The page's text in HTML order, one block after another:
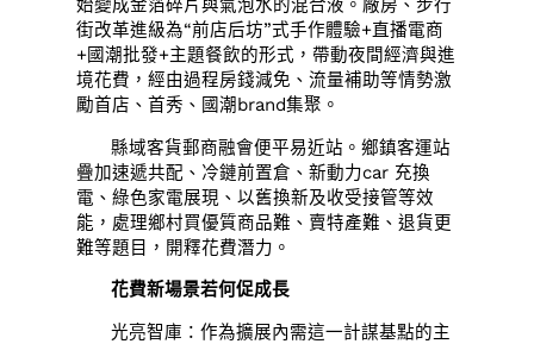
始變成金箔碎片與氣泡水的混合液。廠房、步行
街改革進級為“前店后坊”式手作體驗+直播電商
+國潮批發+主題餐飲的形式，帶動夜間經濟與進
境花費，經由過程房錢減免、流量補助等情勢激
勵首店、首秀、國潮brand集聚。
縣域客貨郵商融會便平易近站。鄉鎮客運站
疊加速遞共配、冷鏈前置倉、新動力car 充換
電、綠色家電展現、以舊換新及收受接管等效
能，處理鄉村買優質商品難、賣特產難、退貨更
難等題目，開釋花費潛力。
花費新場景若何促成長
光亮智庫：作為擴展內需這一計謀基點的主